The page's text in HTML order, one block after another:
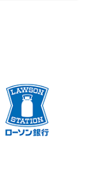
0円～
100万円